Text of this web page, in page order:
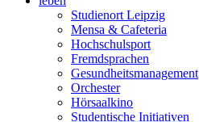
Studienort Leipzig
Mensa & Cafeteria
Hochschulsport
Fremdsprachen
Gesundheitsmanagement
Orchester
Hörsaalkino
Studentische Initiativen